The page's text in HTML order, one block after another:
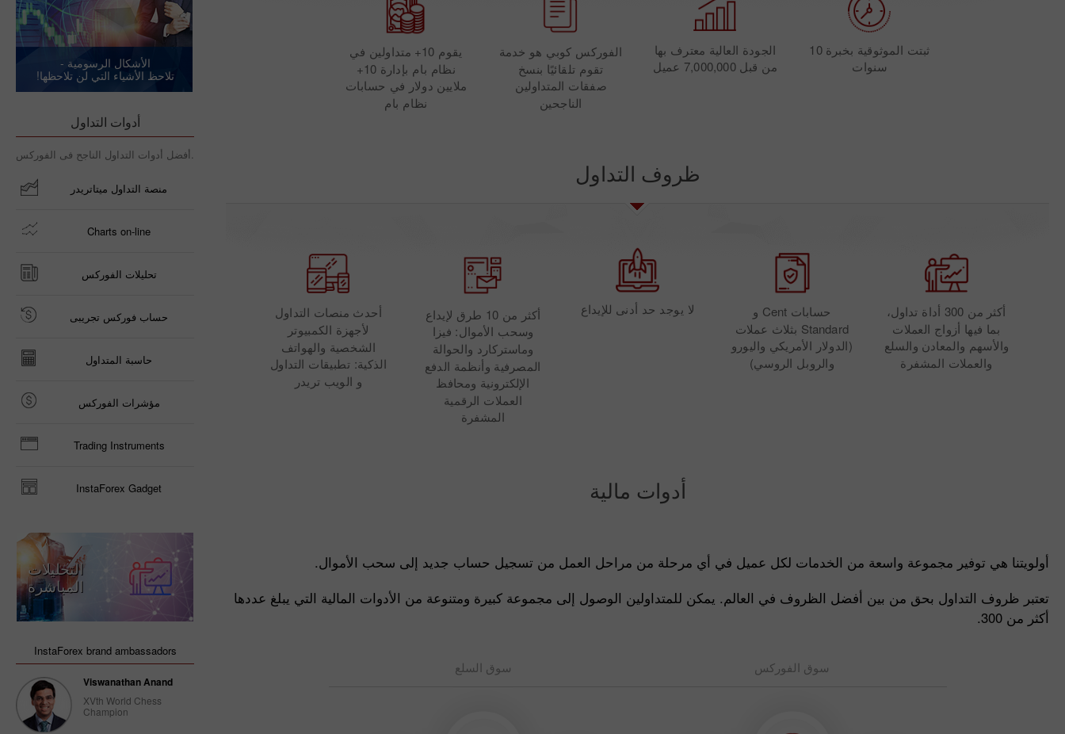
ثبتت الموثوقية بخبرة 10
سنوات
الجودة العالية معترف بها
من قبل 7,000,000 عميل
الفوركس كوبي هو خدمة
تقوم تلقائيًا بنسخ
صفقات المتداولين
الناجحين
يقوم 10+ متداولين في
نظام بام بإدارة 10+
ملايين دولار في حسابات
نظام بام
ظروف التداول
أكثر من 300 أداة تداول،
بما فيها أزواج العملات
والأسهم والمعادن والسلع
والعملات المشفرة
حسابات Cent و
Standard بثلاث عملات
(الدولار الأمريكي واليورو
والروبل الروسي)
لا يوجد حد أدنى للإيداع
أكثر من 10 طرق لإيداع
وسحب الأموال: فيزا
وماستركارد والحوالة
المصرفية وأنظمة الدفع
الإلكترونية ومحافظ
العملات الرقمية
المشفرة
أحدث منصات التداول
لأجهزة الكمبيوتر
الشخصية والهواتف
الذكية: تطبيقات التداول
و الويب تريدر
أدوات مالية
أولويتنا هي توفير مجموعة واسعة من الخدمات لكل عميل في أي مرحلة من مراحل العمل من تسجيل حساب جديد إلى سحب الأموال.
تعتبر ظروف التداول بحق من بين أفضل الظروف في العالم. يمكن للمتداولين الوصول إلى مجموعة كبيرة ومتنوعة من الأدوات المالية التي يبلغ عددها
أكثر من 300.
سوق الفوركس سوق السلع
الأشكال الرسومية -
تلاحظ الأشياء التي لن تلاحظها!
أدوات التداول
أفضل أدوات التداول الناجح فى الفوركس.
منصة التداول ميتاتريدر
Charts on-line
تحليلات الفوركس
حساب فوركس تجريبى
حاسبة المتداول
مؤشرات الفوركس
Trading Instruments
InstaForex Gadget
التحليلات
المباشرة
InstaForex brand ambassadors
Viswanathan Anand
XVth World Chess
Champion